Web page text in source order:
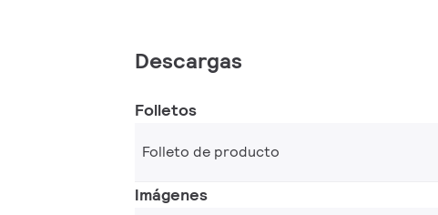
Descargas
Folletos
Folleto de producto
Imágenes